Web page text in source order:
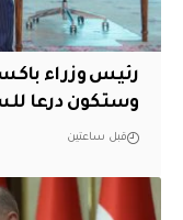
رئيس وزراء
وستكون درعا
قبل ساعتين